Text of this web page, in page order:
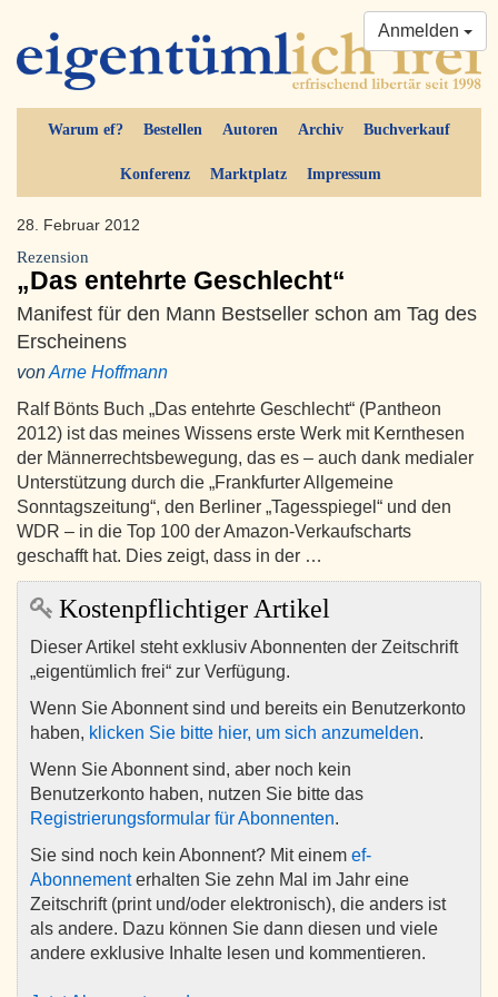
Warum ef? Bestellen Autoren Archiv Buchverkauf
Konferenz Marktplatz Impressum
Anmelden
28. Februar 2012
Rezension
„Das entehrte Geschlecht“
Manifest für den Mann Bestseller schon am Tag des
Erscheinens
vonArne Hoffmann
Ralf Bönts Buch „Das entehrte Geschlecht“ (Pantheon
2012) ist das meines Wissens erste Werk mit Kernthesen
der Männerrechtsbewegung, das es – auch dank medialer
Unterstützung durch die „Frankfurter Allgemeine
Sonntagszeitung“, den Berliner „Tagesspiegel“ und den
WDR – in die Top 100 der Amazon-Verkaufscharts
geschafft hat. Dies zeigt, dass in der …
Kostenpflichtiger Artikel
Dieser Artikel steht exklusiv Abonnenten der Zeitschrift
„eigentümlich frei“ zur Verfügung.
Wenn Sie Abonnent sind und bereits ein Benutzerkonto
haben, klicken Sie bitte hier, um sich anzumelden.
Wenn Sie Abonnent sind, aber noch kein
Benutzerkonto haben, nutzen Sie bitte das
Registrierungsformular für Abonnenten.
Sie sind noch kein Abonnent? Mit einem ef-
Abonnementerhalten Sie zehn Mal im Jahr eine
Zeitschrift (print und/oder elektronisch), die anders ist
als andere. Dazu können Sie dann diesen und viele
andere exklusive Inhalte lesen und kommentieren.